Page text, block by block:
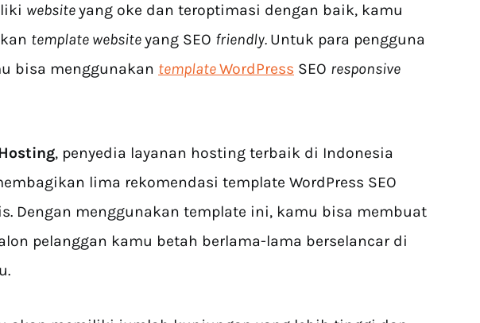
websiteyang oke dan teroptimasi dengan baik, kamu
template websiteyang SEO friendly. Untuk para pengguna
bisa menggunakan templateWordPress SEO responsive
, penyedia layanan hosting terbaik di Indonesia
lima rekomendasi template WordPress SEO
Dengan menggunakan template ini, kamu bisa membuat
pelanggan kamu betah berlama-lama berselancar di